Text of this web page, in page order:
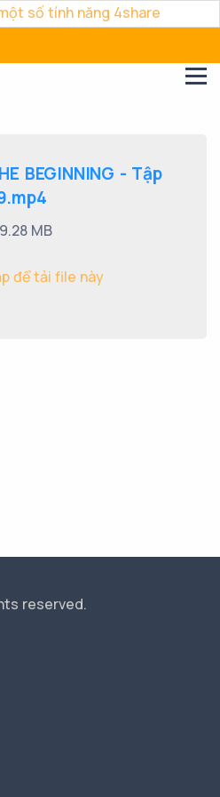
số tính năng 4share
BEGINNING - Tập
MB
để tải file này
reserved.